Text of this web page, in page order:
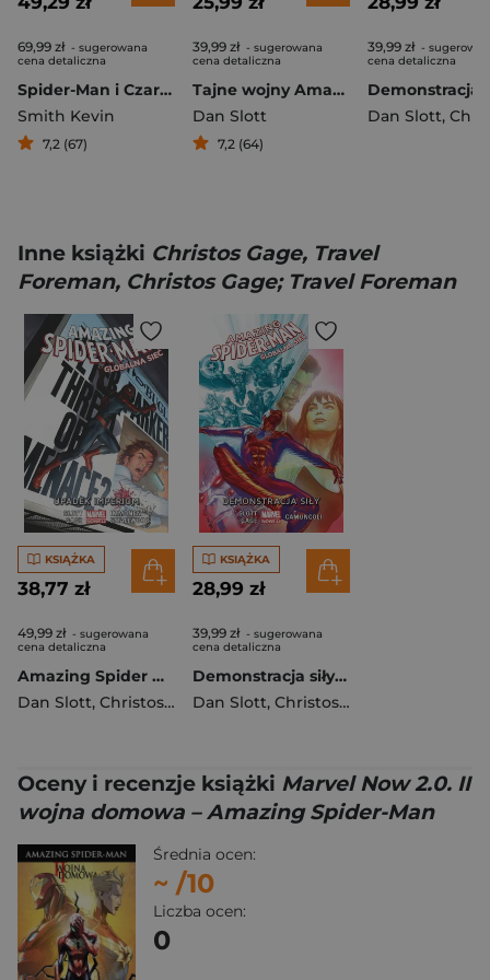
69,99 zł - sugerowana
cena detaliczna
Spider-Man i Czarna Kotka Zło które ludzie czynią
Smith Kevin
7,2 (67)
39,99 zł - sugerowana
cena detaliczna
Tajne wojny Amazing Spider-Man Odnowić śluby
Dan Slott
7,2 (64)
39,99 zł -
cena detaliczna
Dan Slott,
Inne książki Christos Gage, Travel
Foreman, Christos Gage; Travel Foreman
KSIĄŻKA
38,77 zł
49,99 zł - sugerowana
cena detaliczna
Amazing Spider Man. Globalna sieć: Upadek imperium. Tom 7
Dan Slott, Christos Gage
KSIĄŻKA
28,99 zł
39,99 zł - sugerowana
cena detaliczna
Demonstracja siły. Amazing Spider-Man. Globalna sieć. Tom 3
Dan Slott, Christos Gage
Oceny i recenzje książki Marvel Now 2.0. II
wojna domowa – Amazing Spider-Man
Średnia ocen:
~ /10
Liczba ocen:
0